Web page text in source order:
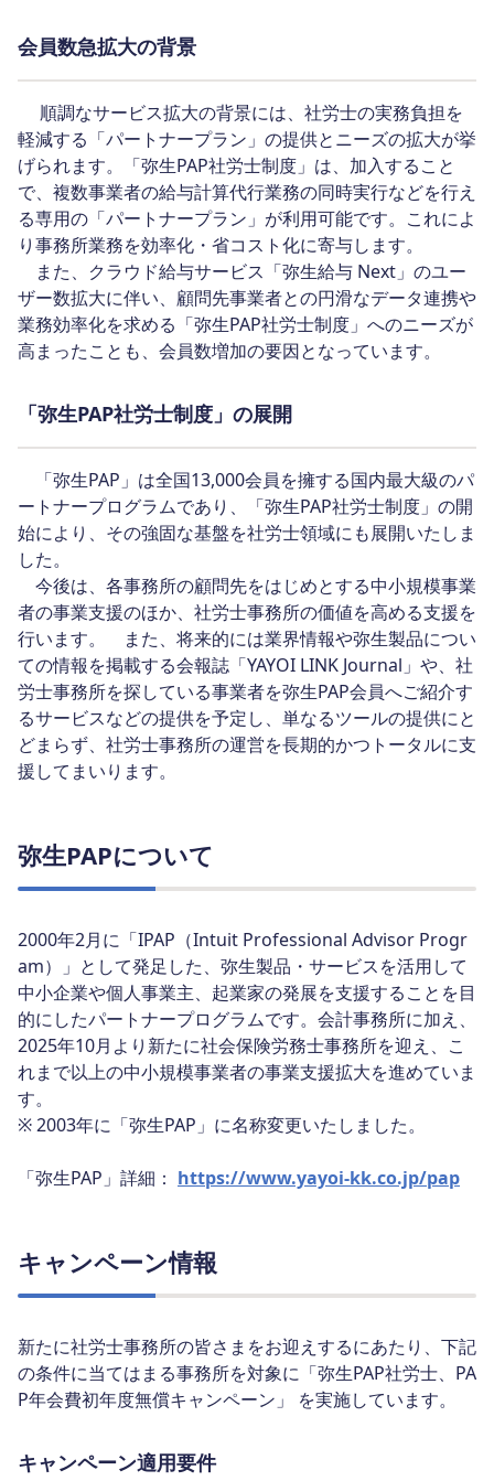
会員数急拡大の背景
順調なサービス拡大の背景には、社労士の実務負担を
軽減する「パートナープラン」の提供とニーズの拡大が挙
げられます。「弥生PAP社労士制度」は、加入すること
で、複数事業者の給与計算代行業務の同時実行などを行え
る専用の「パートナープラン」が利用可能です。これによ
り事務所業務を効率化・省コスト化に寄与します。
また、クラウド給与サービス「弥生給与 Next」のユー
ザー数拡大に伴い、顧問先事業者との円滑なデータ連携や
業務効率化を求める「弥生PAP社労士制度」へのニーズが
高まったことも、会員数増加の要因となっています。
「弥生PAP社労士制度」の展開
「弥生PAP」は全国13,000会員を擁する国内最大級のパ
ートナープログラムであり、「弥生PAP社労士制度」の開
始により、その強固な基盤を社労士領域にも展開いたしま
した。
今後は、各事務所の顧問先をはじめとする中小規模事業
者の事業支援のほか、社労士事務所の価値を高める支援を
行います。 また、将来的には業界情報や弥生製品につい
ての情報を掲載する会報誌「YAYOI LINK Journal」や、社
労士事務所を探している事業者を弥生PAP会員へご紹介す
るサービスなどの提供を予定し、単なるツールの提供にと
どまらず、社労士事務所の運営を長期的かつトータルに支
援してまいります。
弥生PAPについて
2000年2月に「IPAP（Intuit Professional Advisor Progr
am）」として発足した、弥生製品・サービスを活用して
中小企業や個人事業主、起業家の発展を支援することを目
的にしたパートナープログラムです。会計事務所に加え、
2025年10月より新たに社会保険労務士事務所を迎え、こ
れまで以上の中小規模事業者の事業支援拡大を進めていま
す。
※ 2003年に「弥生PAP」に名称変更いたしました。
「弥生PAP」詳細： https://www.yayoi-kk.co.jp/pap
キャンペーン情報
新たに社労士事務所の皆さまをお迎えするにあたり、下記
の条件に当てはまる事務所を対象に「弥生PAP社労士、PA
P年会費初年度無償キャンペーン」 を実施しています。
キャンペーン適用要件